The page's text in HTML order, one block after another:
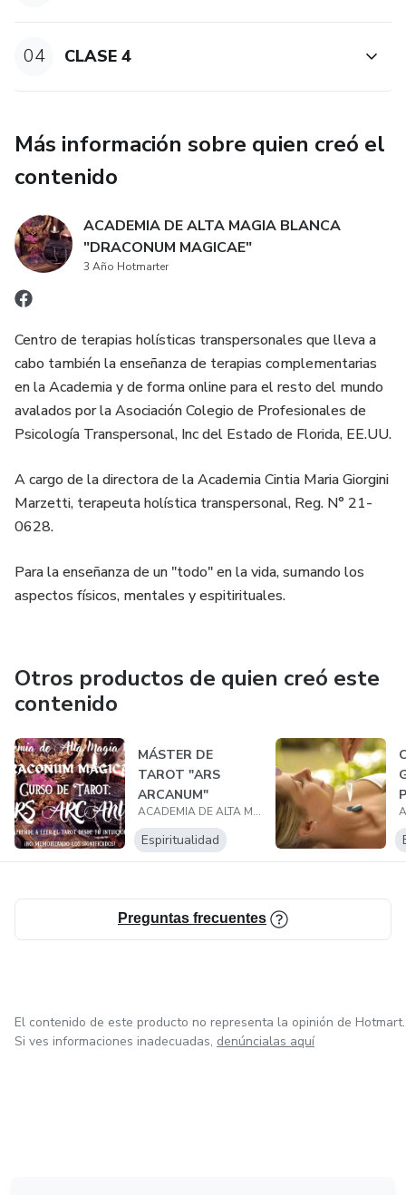
04 CLASE 4
Más información sobre quien creó el
contenido
ACADEMIA DE ALTA MAGIA BLANCA
"DRACONUM MAGICAE"
3 Año Hotmarter
Centro de terapias holísticas transpersonales que lleva a
cabo también la enseñanza de terapias complementarias
en la Academia y de forma online para el resto del mundo
avalados por la Asociación Colegio de Profesionales de
Psicología Transpersonal, Inc del Estado de Florida, EE.UU.
A cargo de la directora de la Academia Cintia Maria Giorgini
Marzetti, terapeuta holística transpersonal, Reg. N° 21-
0628.
Para la enseñanza de un "todo" en la vida, sumando los
aspectos físicos, mentales y espitirituales.
Otros productos de quien creó este
contenido
MÁSTER DE
TAROT "ARS
ARCANUM"
ACADEMIA DE ALTA MAGIA BLANCA "DRACONUM MAGICAE"
Espiritualidad
Preguntas frecuentes
El contenido de este producto no representa la opinión de Hotmart.
Si ves informaciones inadecuadas, denúncialas aquí